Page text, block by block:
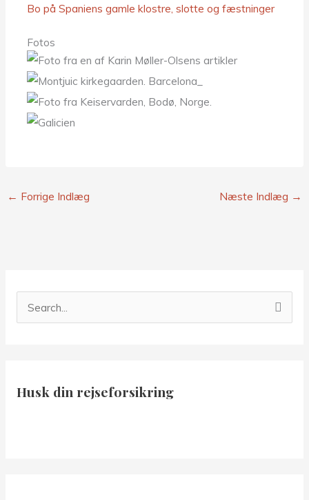
Bo på Spaniens gamle klostre, slotte og fæstninger
Fotos
← Forrige Indlæg Næste Indlæg →
fHusk din rejseforsikring